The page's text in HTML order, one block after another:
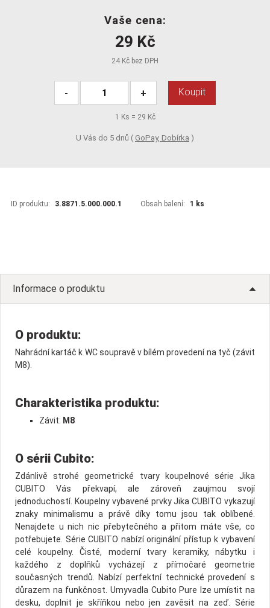
Vaše cena:
29 Kč
24 Kč bez DPH
- + Koupit
1 Ks = 29 Kč
U Vás do 5 dnů ( GoPay, Dobírka )
ID produktu: 3.8871.5.000.000.1 Obsah balení: 1 ks
Informace o produktu
O produktu:
Nahrádní kartáč k WC soupravě v bílém provedení na tyč (závit
M8).
Charakteristika produktu:
Závit: M8
O sérii Cubito:
Zdánlivě strohé geometrické tvary koupelnové série Jika
CUBITO Vás překvapí, ale zároveň zaujmou svojí
jednoduchostí. Koupelny vybavené prvky Jika CUBITO vykazují
znaky minimalismu a právě díky tomu jsou tak oblíbené.
Nenajdete u nich nic přebytečného a přitom máte vše, co
potřebujete. Série CUBITO nabízí originální přístup k vybavení
celé koupelny. Čisté, moderní tvary keramiky, nábytku i
každého z doplňků vycházejí z přímočaré geometrie
současných trendů. Nabízí perfektní technické provedení s
důrazem na funkčnost. Umyvadla Cubito Pure lze umístit na
desku, doplnit je skříňkou nebo jen zavěsit na zeď. Série